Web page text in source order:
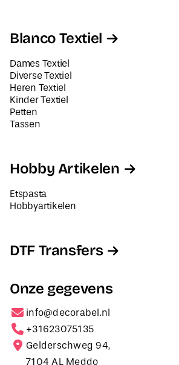
Blanco Textiel
Dames Textiel
Diverse Textiel
Heren Textiel
Kinder Textiel
Petten
Tassen
Hobby Artikelen
Etspasta
Hobbyartikelen
DTF Transfers
Onze gegevens
info@decorabel.nl
+31623075135
Gelderschweg 94,
7104 AL Meddo